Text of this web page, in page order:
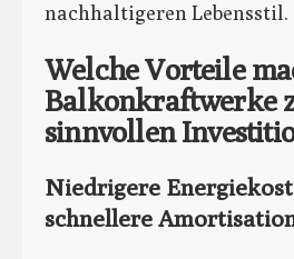
nachhaltigeren Lebensstil.
Welche Vorteile
Balkonkraftwerke
sinnvollen
Niedrigere
schnellere